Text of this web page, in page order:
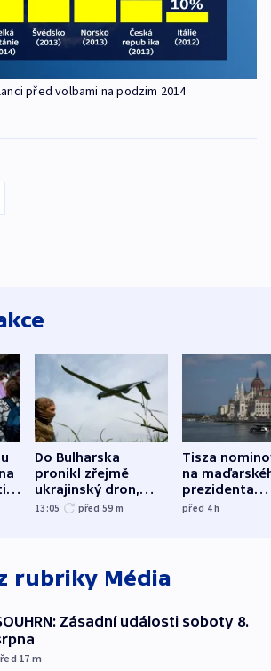
před volbami na podzim 2014
i
Do Bulharska
pronikl zřejmě
ukrajinský dron,
explodoval kilometr
13:05 před 59 m
Tisza
na
prezidenta
bývalého
před 4h
rubriky Média
Zásadní události soboty 8.
17 m